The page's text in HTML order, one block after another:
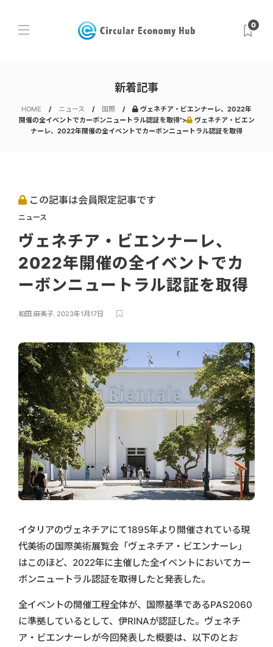
0
新着記事
HOME ニュース 国際
ヴェネチア・ビエンナーレ、2022年
開催の全イベントでカーボンニュートラル認証を取得">
ヴェネチア・ビエン
ナーレ、2022年開催の全イベントでカーボンニュートラル認証を取得
この記事は会員限定記事です
ニュース
ヴェネチア・ビエンナーレ、
2022年開催の全イベントでカ
ーボンニュートラル認証を取得
和田 麻美子, 2023年1月17日
イタリアのヴェネチアにて1895年より開催されている現
代美術の国際美術展覧会「ヴェネチア・ビエンナーレ」
はこのほど、2022年に主催した全イベントにおいてカー
ボンニュートラル認証を取得したと発表した。
全イベントの開催工程全体が、国際基準であるPAS2060
に準拠しているとして、伊RINAが認証した。ヴェネチ
ア・ビエンナーレが今回発表した概要は、以下のとお